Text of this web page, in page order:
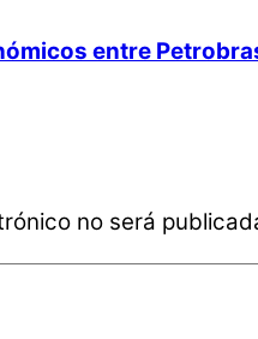
entre
no será